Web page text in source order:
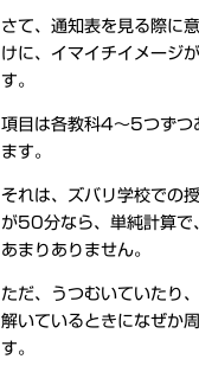
さて、通知表を見る際に
けに、イマイチイメージ
す。
項目は各教科4～5つずつ
ます。
それは、ズバリ学校での
が50分なら、単純計算で
あまりありません。
ただ、うつむいていたり
解いているときになぜか
す。